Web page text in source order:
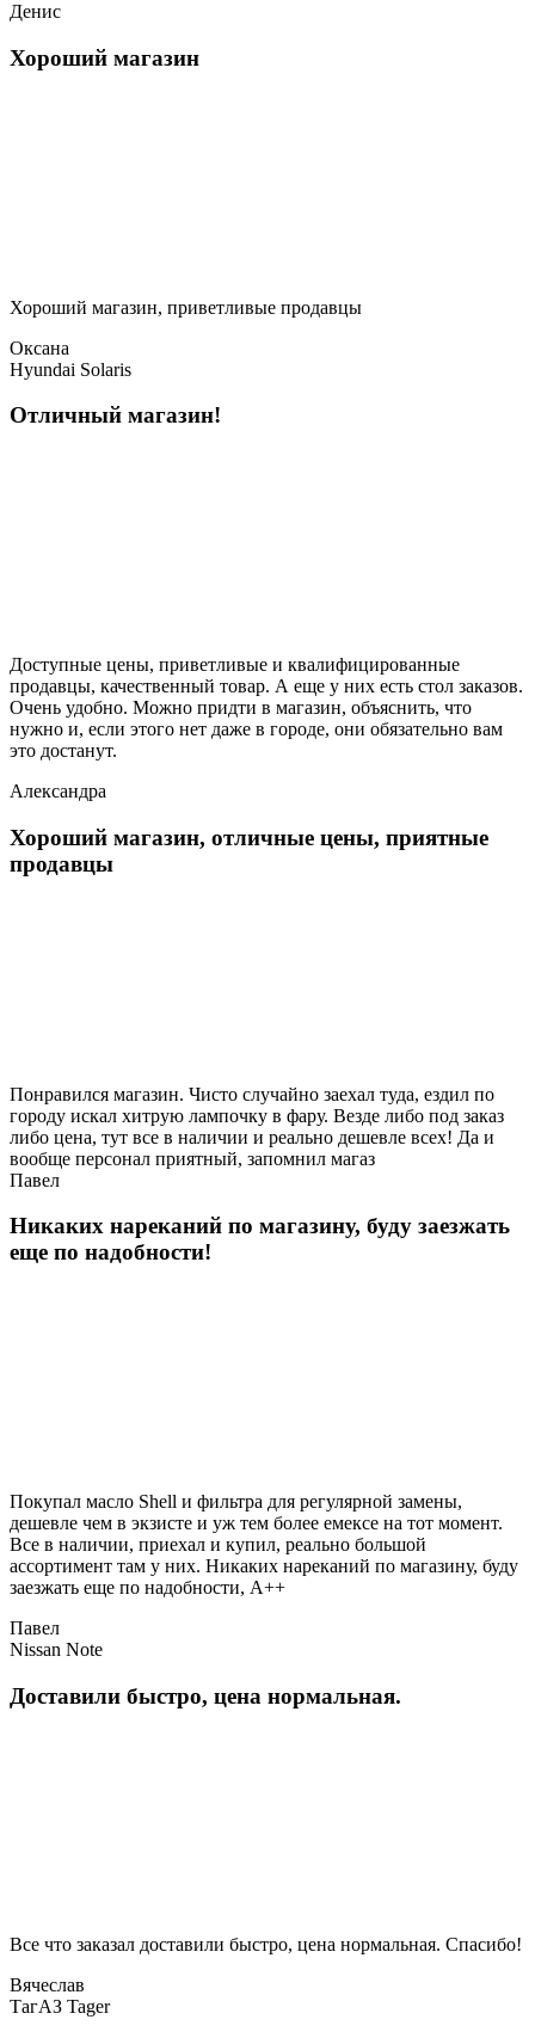
Денис
Хороший магазин
Хороший магазин, приветливые продавцы
Оксана
Hyundai Solaris
Отличный магазин!
Доступные цены, приветливые и квалифицированные
продавцы, качественный товар. А еще у них есть стол заказов.
Очень удобно. Можно придти в магазин, объяснить, что
нужно и, если этого нет даже в городе, они обязательно вам
это достанут.
Александра
Хороший магазин, отличные цены, приятные
продавцы
Понравился магазин. Чисто случайно заехал туда, ездил по
городу искал хитрую лампочку в фару. Везде либо под заказ
либо цена, тут все в наличии и реально дешевле всех! Да и
вообще персонал приятный, запомнил магаз
Павел
Никаких нареканий по магазину, буду заезжать
еще по надобности!
Покупал масло Shell и фильтра для регулярной замены,
дешевле чем в экзисте и уж тем более емексе на тот момент.
Все в наличии, приехал и купил, реально большой
ассортимент там у них. Никаких нареканий по магазину, буду
заезжать еще по надобности, A++
Павел
Nissan Note
Доставили быстро, цена нормальная.
Все что заказал доставили быстро, цена нормальная. Спасибо!
Вячеслав
ТагАЗ Tager